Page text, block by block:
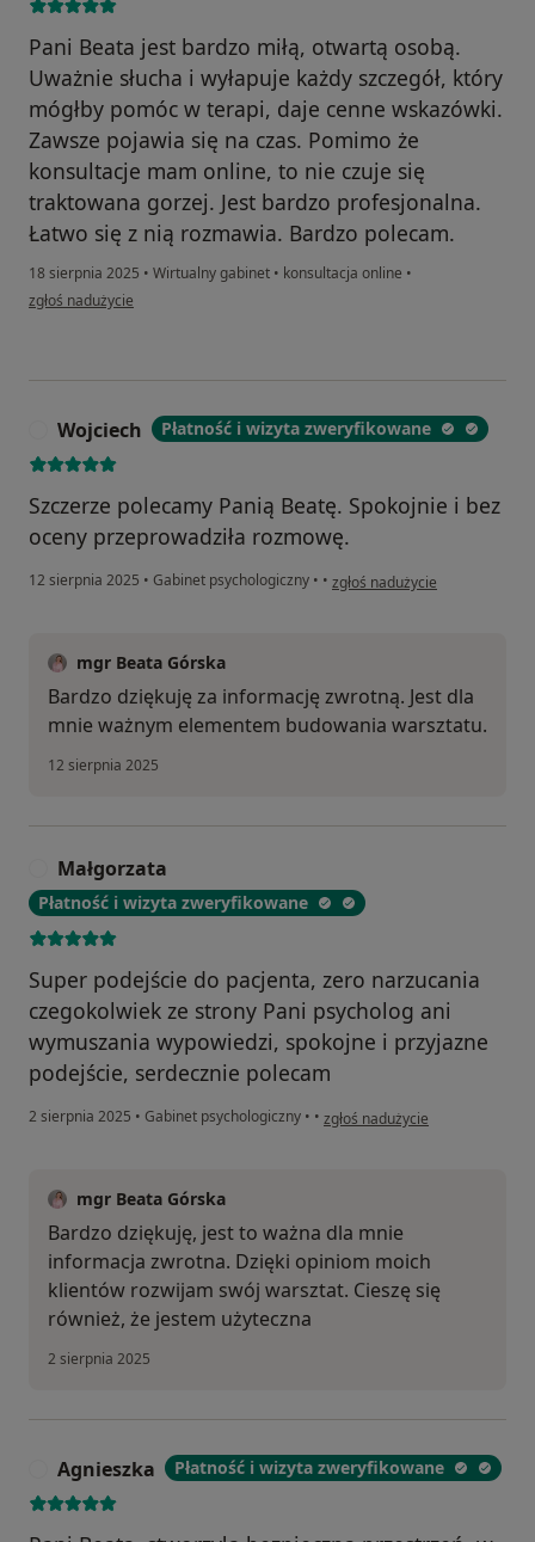
Pani Beata jest bardzo miłą, otwartą osobą.
Uważnie słucha i wyłapuje każdy szczegół, który
mógłby pomóc w terapi, daje cenne wskazówki.
Zawsze pojawia się na czas. Pomimo że
konsultacje mam online, to nie czuje się
traktowana gorzej. Jest bardzo profesjonalna.
Łatwo się z nią rozmawia. Bardzo polecam.
18 sierpnia 2025 • Wirtualny gabinet • konsultacja online •
w opinii użytkownika Ania K
zgłoś nadużycie
Wojciech Płatność i wizyta zweryfikowane
Szczerze polecamy Panią Beatę. Spokojnie i bez
oceny przeprowadziła rozmowę.
12 sierpnia 2025 • Gabinet psychologiczny • • w opinii użytkownika Wojciech
zgłoś nadużycie
mgr Beata Górska
Bardzo dziękuję za informację zwrotną. Jest dla
mnie ważnym elementem budowania warsztatu.
12 sierpnia 2025
Małgorzata
Płatność i wizyta zweryfikowane
Super podejście do pacjenta, zero narzucania
czegokolwiek ze strony Pani psycholog ani
wymuszania wypowiedzi, spokojne i przyjazne
podejście, serdecznie polecam
2 sierpnia 2025 • Gabinet psychologiczny • • w opinii użytkownika
zgłoś nadużycie
mgr Beata Górska
Bardzo dziękuję, jest to ważna dla mnie
informacja zwrotna. Dzięki opiniom moich
klientów rozwijam swój warsztat. Cieszę się
również, że jestem użyteczna
2 sierpnia 2025
Agnieszka Płatność i wizyta zweryfikowane